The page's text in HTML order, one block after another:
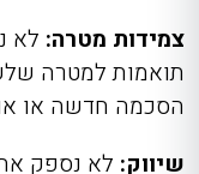
צמידות מטרה: לא
תואמות למטרה
הסכמה חדשה או
שיווק: לא נספק